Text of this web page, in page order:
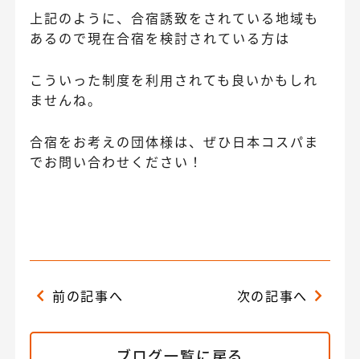
上記のように、合宿誘致をされている地域も
あるので現在合宿を検討されている方は
こういった制度を利用されても良いかもしれ
ませんね。
合宿をお考えの団体様は、ぜひ日本コスパま
でお問い合わせください！
前の記事へ 次の記事へ